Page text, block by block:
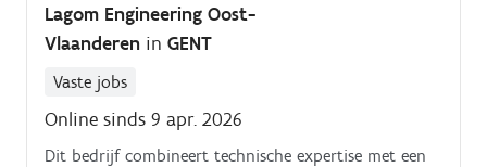
Lagom Engineering Oost-
Vlaanderen in GENT
Vaste jobs
Online sinds 9 apr. 2026
Dit bedrijf combineert technische expertise met een